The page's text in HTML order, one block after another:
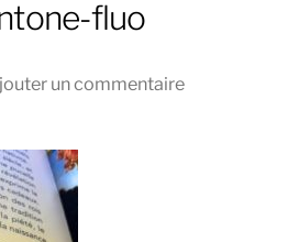
fluo
un commentaire